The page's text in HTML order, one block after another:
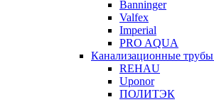
Banninger
Valfex
Imperial
PRO AQUA
Канализационные трубы
REHAU
Uponor
ПОЛИТЭК